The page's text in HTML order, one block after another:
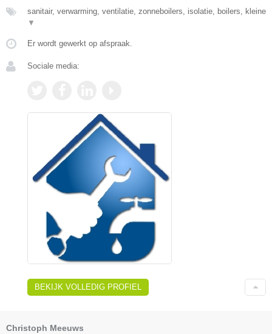
sanitair, verwarming, ventilatie, zonneboilers, isolatie, boilers, kleine
▼
Er wordt gewerkt op afspraak.
Sociale media:
BEKIJK VOLLEDIG PROFIEL
Christoph Meeuws